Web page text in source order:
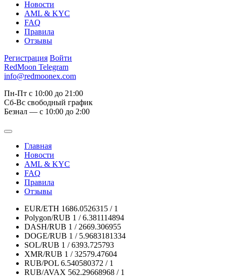
Новости
AML & KYC
FAQ
Правила
Отзывы
Регистрация Войти
RedMoon Telegram
info@redmoonex.com
Пн-Пт с 10:00 до 21:00
Сб-Вс свободный график
Безнал — с 10:00 до 2:00
Главная
Новости
AML & KYC
FAQ
Правила
Отзывы
EUR/ETH 1686.0526315 / 1
Polygon/RUB 1 / 6.381114894
DASH/RUB 1 / 2669.306955
DOGE/RUB 1 / 5.9683181334
SOL/RUB 1 / 6393.725793
XMR/RUB 1 / 32579.47604
RUB/POL 6.540580372 / 1
RUB/AVAX 562.29668968 / 1